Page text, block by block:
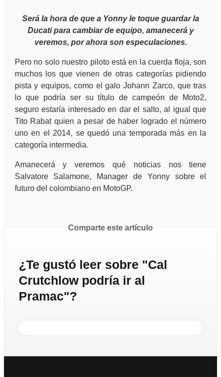
Será la hora de que a Yonny le toque guardar la
Ducati para cambiar de equipo, amanecerá y
veremos, por ahora son especulaciones.
Pero no solo nuestro piloto está en la cuerda floja, son
muchos los que vienen de otras categorías pidiendo
pista y equipos, como el galo Johann Zarco, que tras
lo que podría ser su título de campeón de Moto2,
seguro estaría interesado en dar el salto, al igual que
Tito Rabat quien a pesar de haber logrado el número
uno en el 2014, se quedó una temporada más en la
categoría intermedia.
Amanecerá y veremos qué noticias nos tiene
Salvatore Salamone, Manager de Yonny sobre el
futuro del colombiano en MotoGP.
Comparte este artículo
¿Te gustó leer sobre "Cal
Crutchlow podría ir al
Pramac"?